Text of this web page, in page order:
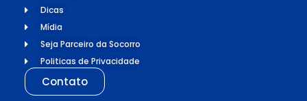
Dicas
Mídia
Seja Parceiro da Socorro
Politicas de Privacidade
Contato